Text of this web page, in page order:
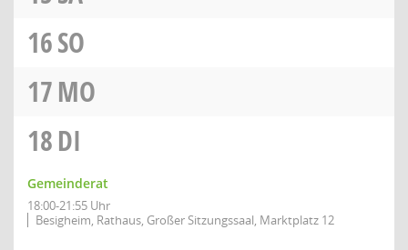
16SO
17MO
18DI
Gemeinderat
18:00-21:55 Uhr
Besigheim, Rathaus, Großer Sitzungssaal, Marktplatz 12